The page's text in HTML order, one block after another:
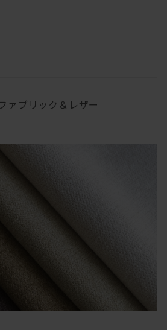
ァブリック＆レザー